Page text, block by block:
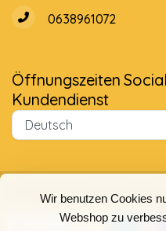
Wir benutzen Cookies
Webshop zu
0638961072
Öffnungszeiten
Kundendienst
© Copyright 2026 Der